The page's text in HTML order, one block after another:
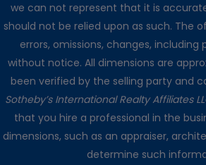
we can not represent that it is
should not be relied upon as such. The
errors, omissions, changes, including
without notice. All dimensions are
been verified by the selling party and
Sotheby’s International Realty Affiliates
that you hire a professional in the
dimensions, such as an appraiser,
determine such